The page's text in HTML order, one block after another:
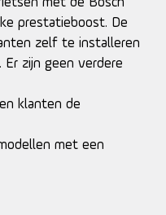
prestatieboost. De
zelf te installeren
zijn geen verdere
klanten de
met een